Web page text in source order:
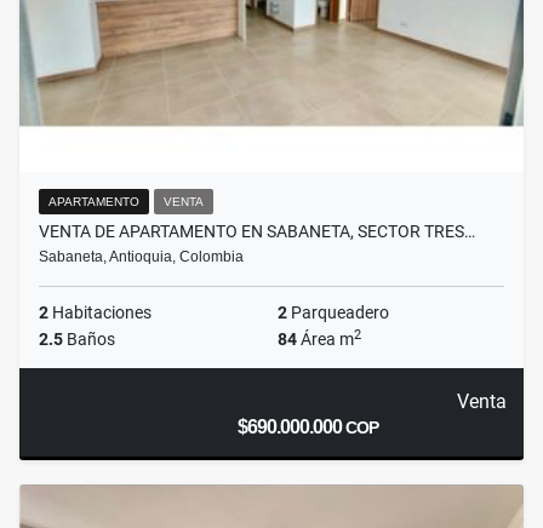
APARTAMENTO VENTA
VENTA DE APARTAMENTO EN SABANETA, SECTOR TRES…
Sabaneta, Antioquia, Colombia
2 Habitaciones 2 Parqueadero
2.5 Baños 84Área m2
Venta
$690.000.000COP